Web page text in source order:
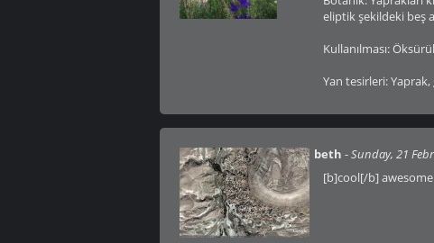
eliptik şekildeki beş
Kullanılması:
Yan tesirleri:
beth -Sunday, 21
[b]cool[/b]